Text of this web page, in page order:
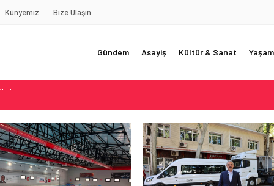
Künyemiz Bize Ulaşın
Gündem Asayiş Kültür & Sanat Yaşam
Yaylası
Tasarımın Öncüsü GZR Ajans